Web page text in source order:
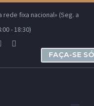
rede fixa nacional» (Seg. a
- 18:30)
FAÇA-SE